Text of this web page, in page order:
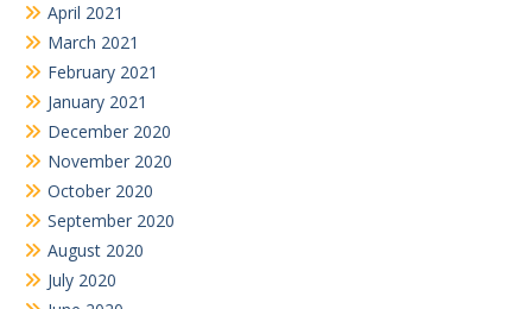
April 2021
March 2021
February 2021
January 2021
December 2020
November 2020
October 2020
September 2020
August 2020
July 2020